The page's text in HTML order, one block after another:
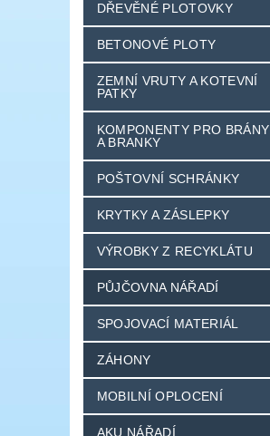
DŘEVĚNÉ PLOTOVKY
BETONOVÉ PLOTY
ZEMNÍ VRUTY A KOTEVNÍ
PATKY
KOMPONENTY PRO BRÁNY
A BRANKY
POŠTOVNÍ SCHRÁNKY
KRYTKY A ZÁSLEPKY
VÝROBKY Z RECYKLÁTU
PŮJČOVNA NÁŘADÍ
SPOJOVACÍ MATERIÁL
ZÁHONY
MOBILNÍ OPLOCENÍ
AKU NÁŘADÍ